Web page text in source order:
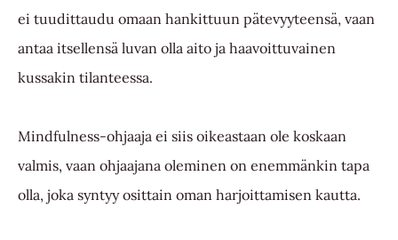
ei tuudittaudu omaan hankittuun pätevyyteensä, vaan
antaa itsellensä luvan olla aito ja haavoittuvainen
kussakin tilanteessa.
Mindfulness-ohjaaja ei siis oikeastaan ole koskaan
valmis, vaan ohjaajana oleminen on enemmänkin tapa
olla, joka syntyy osittain oman harjoittamisen kautta.